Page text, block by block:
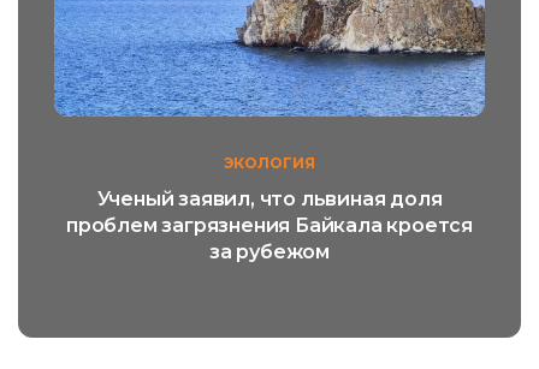
ЭКОЛОГИЯ
Ученый заявил, что львиная доля
проблем загрязнения Байкала кроется
за рубежом